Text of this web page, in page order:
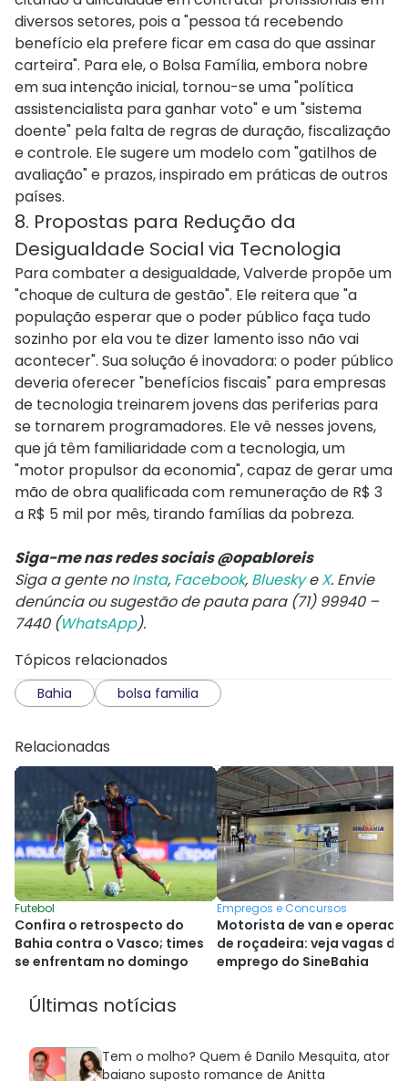
diversos setores, pois a "pessoa tá recebendo
benefício ela prefere ficar em casa do que assinar
carteira". Para ele, o Bolsa Família, embora nobre
em sua intenção inicial, tornou-se uma "política
assistencialista para ganhar voto" e um "sistema
doente" pela falta de regras de duração, fiscalização
e controle. Ele sugere um modelo com "gatilhos de
avaliação" e prazos, inspirado em práticas de outros
países.
8. Propostas para Redução da
Desigualdade Social via Tecnologia
Para combater a desigualdade, Valverde propõe um
"choque de cultura de gestão". Ele reitera que "a
população esperar que o poder público faça tudo
sozinho por ela vou te dizer lamento isso não vai
acontecer". Sua solução é inovadora: o poder público
deveria oferecer "benefícios fiscais" para empresas
de tecnologia treinarem jovens das periferias para
se tornarem programadores. Ele vê nesses jovens,
que já têm familiaridade com a tecnologia, um
"motor propulsor da economia", capaz de gerar uma
mão de obra qualificada com remuneração de R$ 3
a R$ 5 mil por mês, tirando famílias da pobreza.
Siga-me nas redes sociais @opabloreis
Siga a gente noInsta, Facebook, BlueskyeX. Envie
denúncia ou sugestão de pauta para (71) 99940 –
7440 (WhatsApp).
Tópicos relacionados
Bahia bolsa familia
Relacionadas
Futebol
Confira o retrospecto do
Bahia contra o Vasco; times
se enfrentam no domingo
Empregos e Concursos
Motorista de van e
de roçadeira: veja vagas de
emprego do SineBahia
Últimas notícias
Tem o molho? Quem é Danilo Mesquita, ator
baiano suposto romance de Anitta